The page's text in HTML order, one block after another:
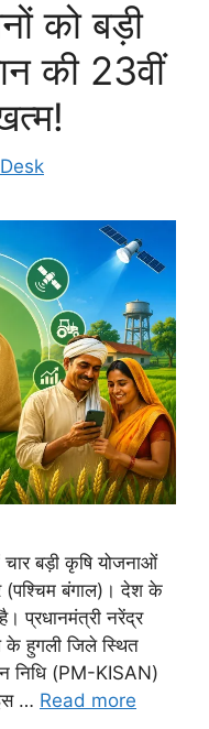
को बड़ी
की 23वीं
बड़ी कृषि योजनाओं
(पश्चिम बंगाल)। देश के
प्रधानमंत्री नरेंद्र
के हुगली जिले स्थित
निधि (PM-KISAN)
… Read more